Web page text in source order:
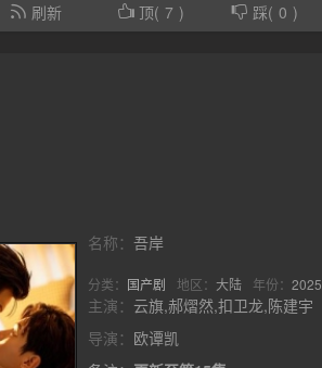
刷新 顶( 7 ) 踩( 0 )
名称：吾岸
分类： 国产剧 地区：大陆 年份：2025
主演： 云旗,郝熠然,扣卫龙,陈建宇
导演： 欧谭凯